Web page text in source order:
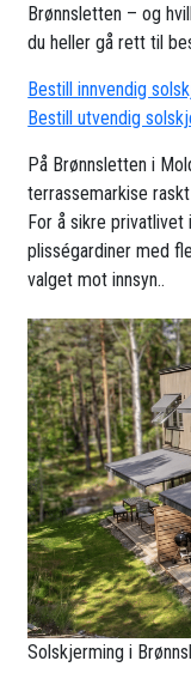
Brønnsletten – og
du heller gå rett til
Bestill innvendig
Bestill utvendig
På Brønnsletten i
terrassemarkise
For å sikre
plisségardiner med
valget mot innsyn..
Solskjerming i